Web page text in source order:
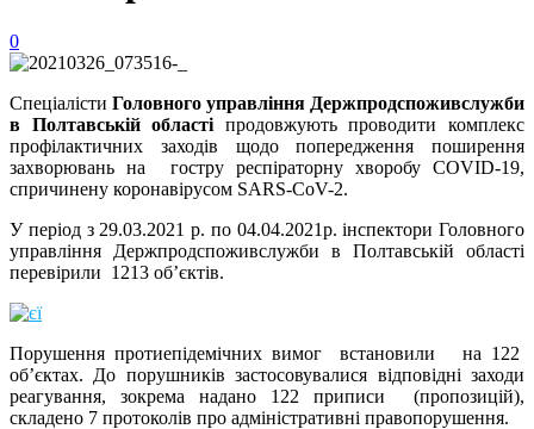
0
Спеціалісти Головного управління Держпродспоживслужби
в Полтавській області продовжують проводити комплекс
профілактичних заходів щодо попередження поширення
захворювань на гостру респіраторну хворобу СOVID-19,
спричинену коронавірусом SARS-CoV-2.
У період з 29.03.2021 р. по 04.04.2021р. інспектори Головного
управління Держпродспоживслужби в Полтавській області
перевірили 1213 об’єктів.
Порушення протиепідемічних вимог встановили на 122
об’єктах. До порушників застосовувалися відповідні заходи
реагування, зокрема надано 122 приписи (пропозицій),
складено 7 протоколів про адміністративні правопорушення.